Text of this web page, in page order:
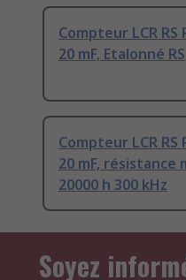
Compteur LCR RS
20 mF, Etalonné RS
Compteur LCR RS
20 mF, résistance
20000 h 300 kHz
Soyez